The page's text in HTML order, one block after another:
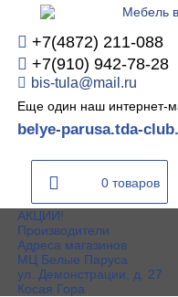
+7(4872) 211-088
+7(910) 942-78-28
bis-tula@mail.ru
Еще один наш интернет-
belye-parusa.tda-
0 товаров
АКЦИИ!
Производители
Адреса магазинов
МЦ Белые Паруса
ул. Демонстрации, д. 27
Косая Гора